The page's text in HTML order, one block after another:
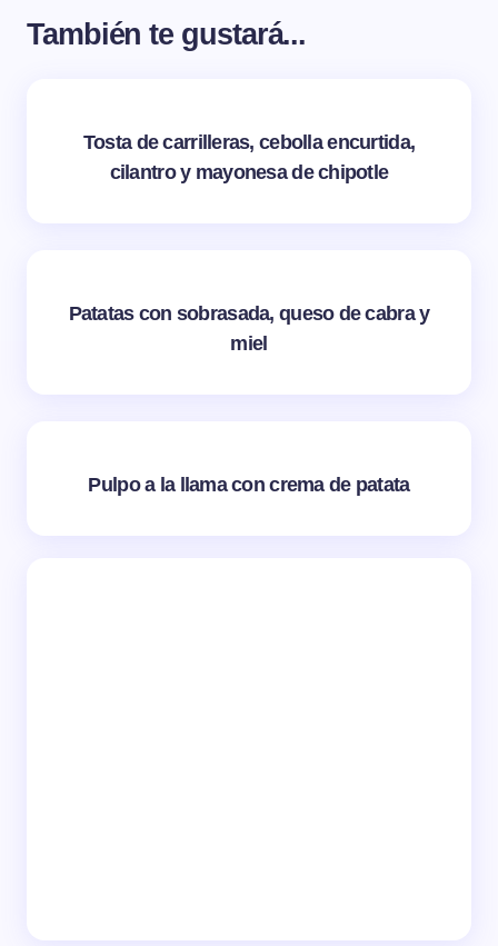
También te gustará...
Tosta de carrilleras, cebolla encurtida,
cilantro y mayonesa de chipotle
Patatas con sobrasada, queso de cabra y
miel
Pulpo a la llama con crema de patata